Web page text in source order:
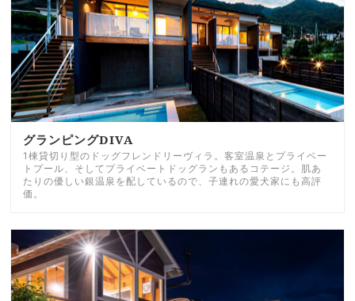
グランピングDIVA
1棟貸切り型のドッグフレンドリーヴィラ。客室温泉とプライベー
トプール、そしてプライベートドッグランもあるコテージ。肌あ
たりの優しい銀温泉を配しているので、子連れの愛犬家にも高評
価。